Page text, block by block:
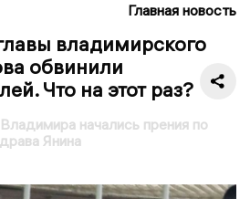
Главная новость
владимирского
обвинили
Что на этот раз?
начались прения по
Янина